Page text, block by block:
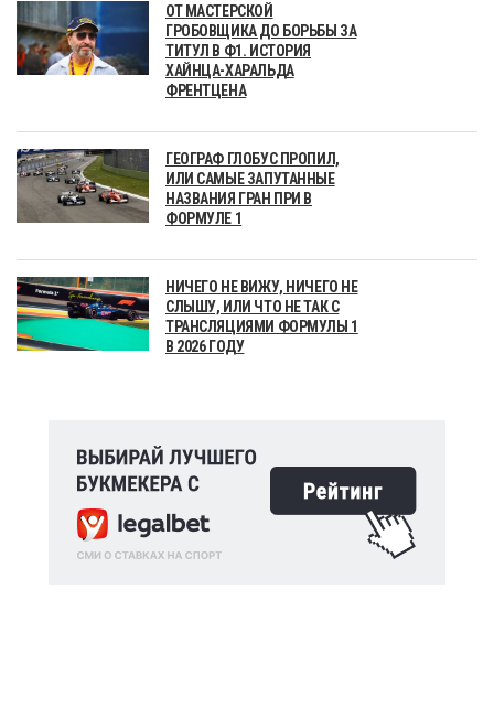
ОТ МАСТЕРСКОЙ
ГРОБОВЩИКА ДО БОРЬБЫ ЗА
ТИТУЛ В Ф1. ИСТОРИЯ
ХАЙНЦА-ХАРАЛЬДА
ФРЕНТЦЕНА
ГЕОГРАФ ГЛОБУС ПРОПИЛ,
ИЛИ САМЫЕ ЗАПУТАННЫЕ
НАЗВАНИЯ ГРАН ПРИ В
ФОРМУЛЕ 1
НИЧЕГО НЕ ВИЖУ, НИЧЕГО НЕ
СЛЫШУ, ИЛИ ЧТО НЕ ТАК С
ТРАНСЛЯЦИЯМИ ФОРМУЛЫ 1
В 2026 ГОДУ